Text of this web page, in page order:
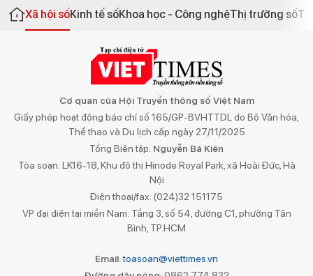
Xã hội sốKinh tế sốKhoa học - Công nghệThị trường số
Cơ quan của Hội Truyền thông số Việt Nam
Giấy phép hoạt động báo chí số 165/GP-BVHTTDL do Bộ Văn hóa,
Thể thao và Du lịch cấp ngày 27/11/2025
Tổng Biên tập: Nguyễn Bá Kiên
Tòa soạn: LK16-18, Khu đô thị Hinode Royal Park, xã Hoài Đức, Hà
Nội
Điện thoại/fax: (024)32 151175
VP đại diện tại miền Nam: Tầng 3, số 54, đường C1, phường Tân
Bình, TP.HCM
Email:toasoan@viettimes.vn